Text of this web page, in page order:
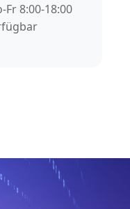
Fr 8:00-18:00